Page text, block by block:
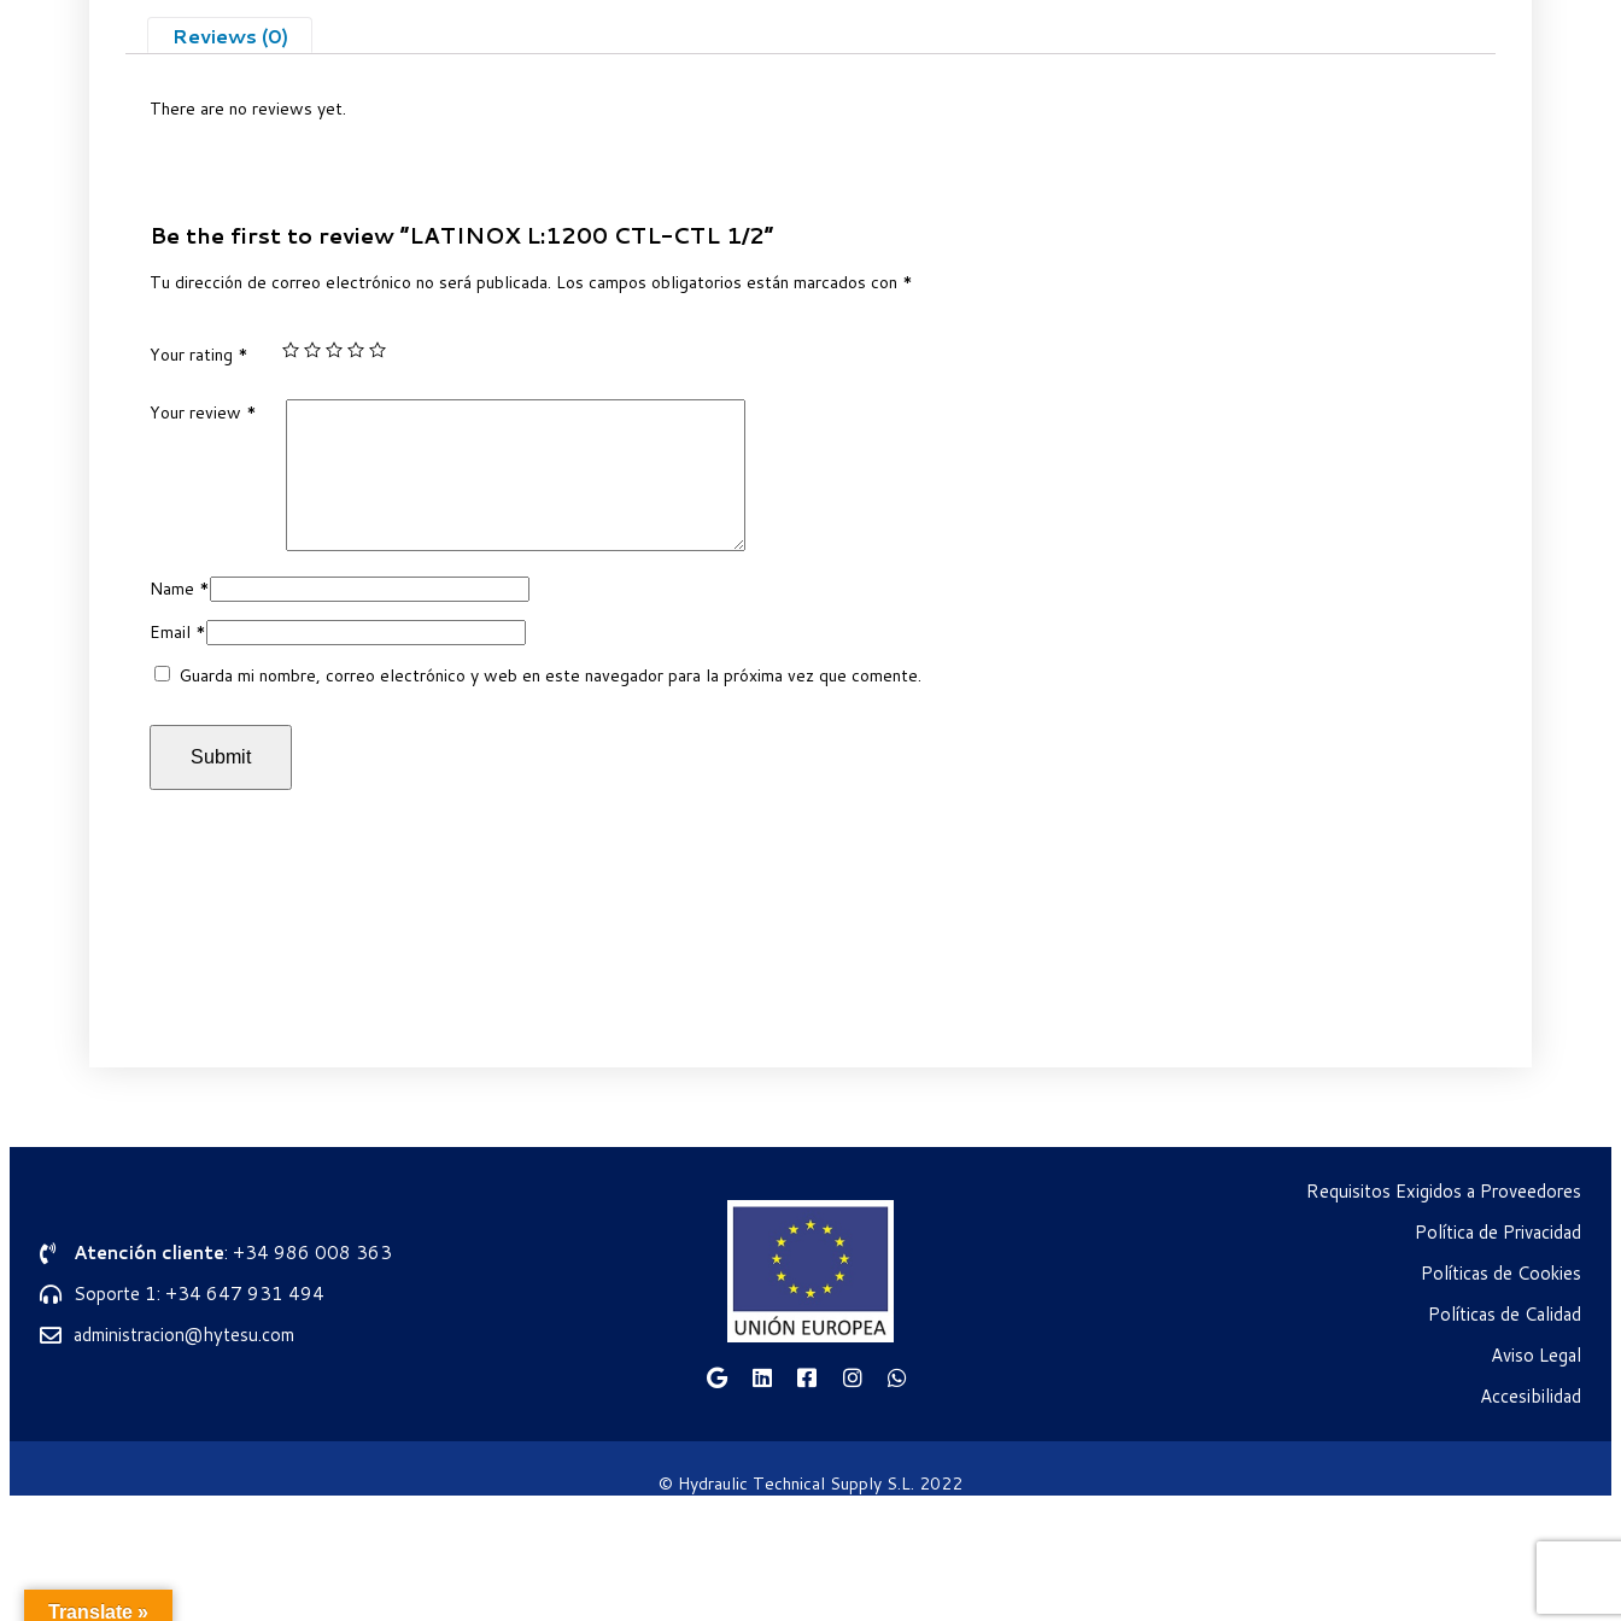
Reviews (0)
There are no reviews yet.
Be the first to review “LATINOX L:1200 CTL-CTL 1/2”
Tu dirección de correo electrónico no será publicada. Los campos obligatorios están marcados con *
Your rating *
Your review *
Name *
Email *
Guarda mi nombre, correo electrónico y web en este navegador para la próxima vez que comente.
Atención cliente: +34 986 008 363
Soporte 1: +34 647 931 494
administracion@hytesu.com
Requisitos Exigidos a Proveedores
Política de Privacidad
Políticas de Cookies
Políticas de Calidad
Aviso Legal
Accesibilidad
© Hydraulic Technical Supply S.L. 2022
Translate »